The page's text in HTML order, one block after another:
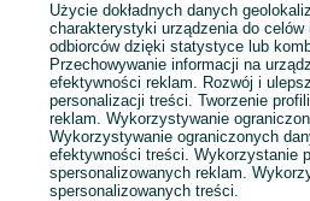
Użycie dokładnych danych
charakterystyki urządzenia do
odbiorców dzięki statystyce lub
Przechowywanie informacji na
efektywności reklam. Rozwój i
personalizacji treści. Tworzenie
reklam. Wykorzystywanie
Wykorzystywanie ograniczonych
efektywności treści. Wykorzystanie
spersonalizowanych reklam.
spersonalizowanych treści.